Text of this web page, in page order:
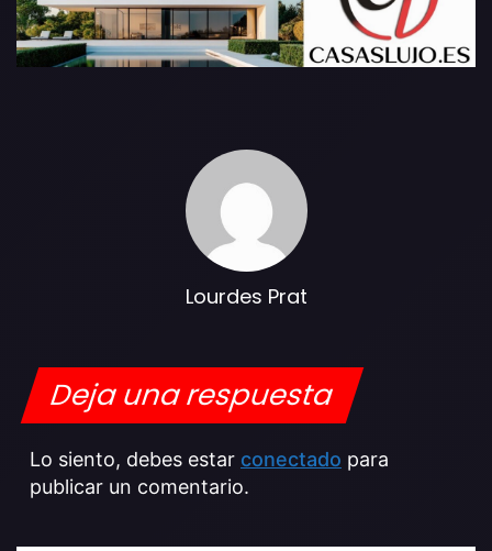
Lourdes Prat
Deja una respuesta
Lo siento, debes estar conectado para
publicar un comentario.